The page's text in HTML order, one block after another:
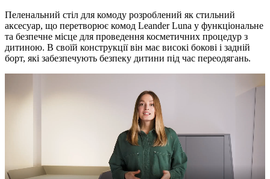
Пеленальний стіл для комоду розроблений як стильний
аксесуар, що перетворює комод Leander Luna у функціональне
та безпечне місце для проведення косметичних процедур з
дитиною. В своїй конструкції він має високі бокові і задній
борт, які забезпечують безпеку дитини під час переодягань.